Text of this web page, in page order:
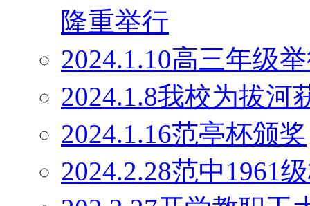
隆重举行
2024.1.10高三年级
2024.1.8我校为拔河
2024.1.16范亭杯颁奖
2024.2.28范中1961